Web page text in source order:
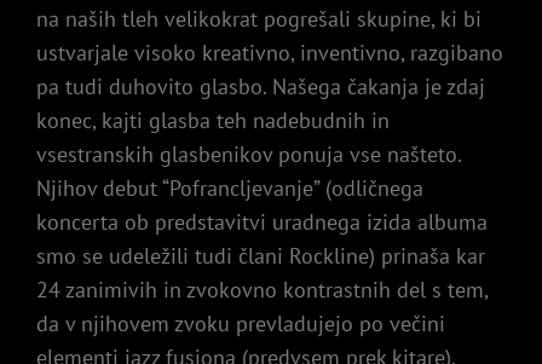
na naših tleh velikokrat pogrešali skupine, ki bi
ustvarjale visoko kreativno, inventivno, razgibano
pa tudi duhovito glasbo. Našega čakanja je zdaj
konec, kajti glasba teh nadebudnih in
vsestranskih glasbenikov ponuja vse našteto.
Njihov debut “Pofrancljevanje” (odličnega
koncerta ob predstavitvi uradnega izida albuma
smo se udeležili tudi člani Rockline) prinaša kar
24 zanimivih in zvokovno kontrastnih del s tem,
da v njihovem zvoku prevladujejo po večini
elementi jazz fusiona (predvsem prek kitare),